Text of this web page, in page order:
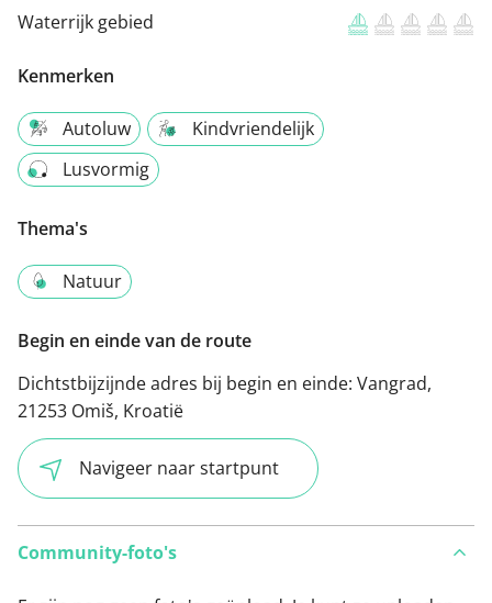
Waterrijk gebied
Kenmerken
Autoluw
Kindvriendelijk
Lusvormig
Thema's
Natuur
Begin en einde van de route
Dichtstbijzijnde adres bij begin en einde: Vangrad,
21253 Omiš, Kroatië
Navigeer naar startpunt
Community-foto's